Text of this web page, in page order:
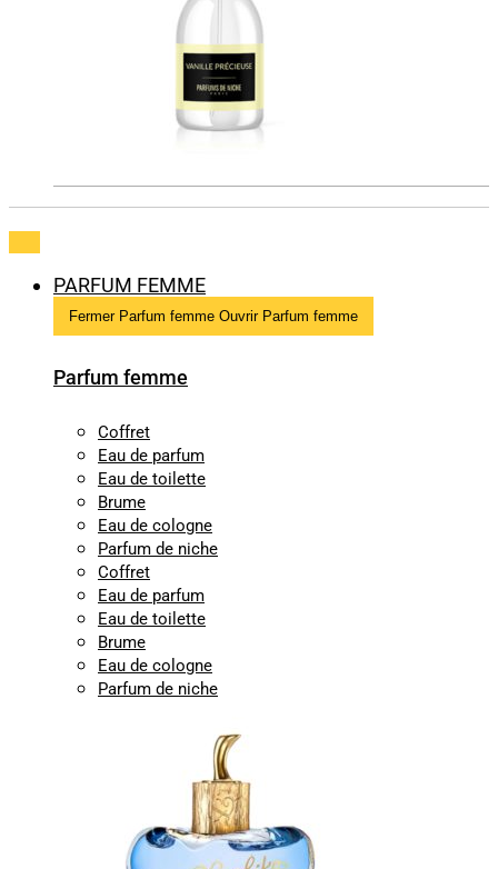
PARFUM FEMME
Fermer Parfum femme Ouvrir Parfum femme
Parfum femme
Coffret
Eau de parfum
Eau de toilette
Brume
Eau de cologne
Parfum de niche
Coffret
Eau de parfum
Eau de toilette
Brume
Eau de cologne
Parfum de niche